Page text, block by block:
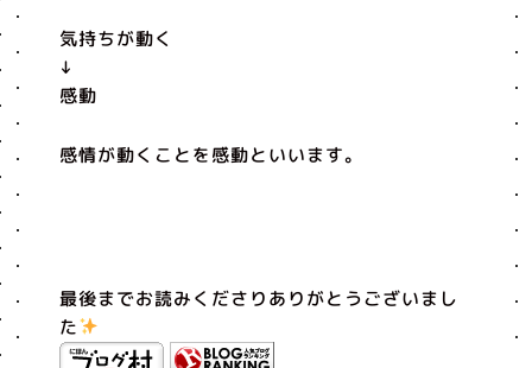
気持ちが動く
↓
感動
感情が動くことを感動といいます。
最後までお読みくださりありがとうございまし
た